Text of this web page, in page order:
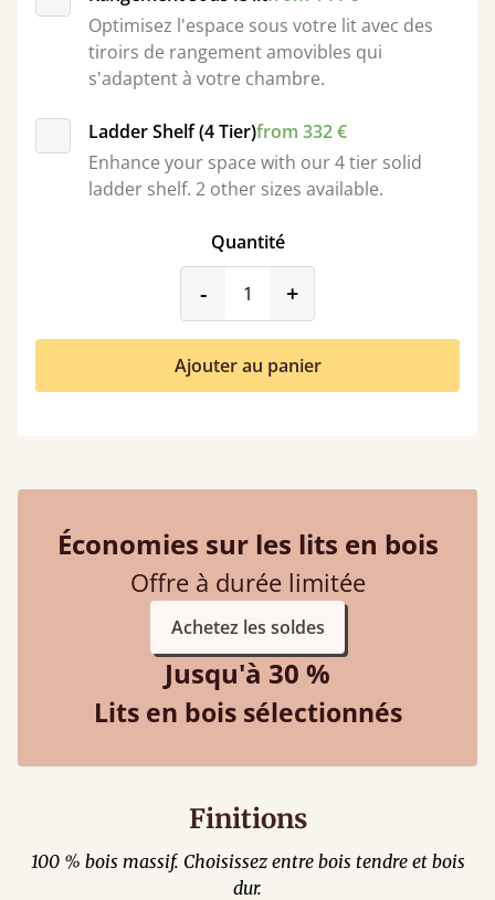
Optimisez l'espace sous votre lit avec des
tiroirs de rangement amovibles qui
s'adaptent à votre chambre.
Ladder Shelf (4 Tier)from 332 €
Enhance your space with our 4 tier solid
ladder shelf. 2 other sizes available.
Quantité
-product_form.decrease
+
Ajouter au panier
Économies sur les lits en bois
Offre à durée limitée
Achetez les soldes
Jusqu'à 30 %
Lits en bois sélectionnés
Finitions
100 % bois massif. Choisissez entre bois tendre et bois
dur.